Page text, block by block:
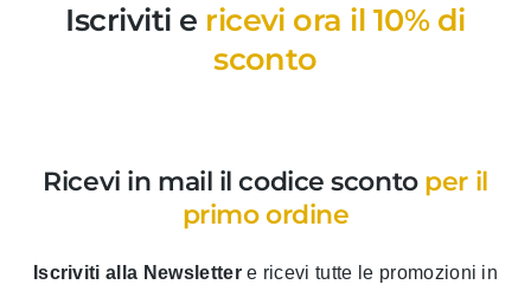
Iscriviti e ricevi ora il 10% di
sconto
Ricevi in mail il codice sconto per il
primo ordine
Iscriviti alla Newslettere ricevi tutte le promozioni in